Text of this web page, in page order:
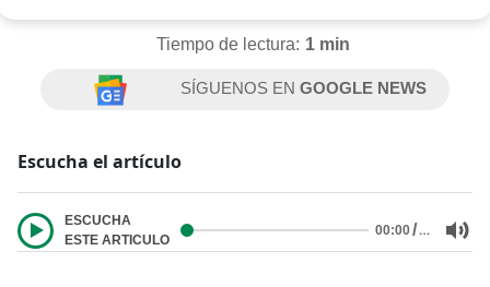
Tiempo de lectura: 1 min
SÍGUENOS ENGOOGLE NEWS
Escucha el artículo
ESCUCHA
ESTE ARTICULO
00:00/…